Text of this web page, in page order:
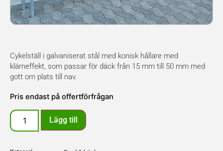
Cykelställ i galvaniserat stål med konisk hållare med
klämeffekt, som passar för däck från 15 mm till 50 mm med
gott om plats till nav.
Pris endast på offertförfrågan
Lägg till